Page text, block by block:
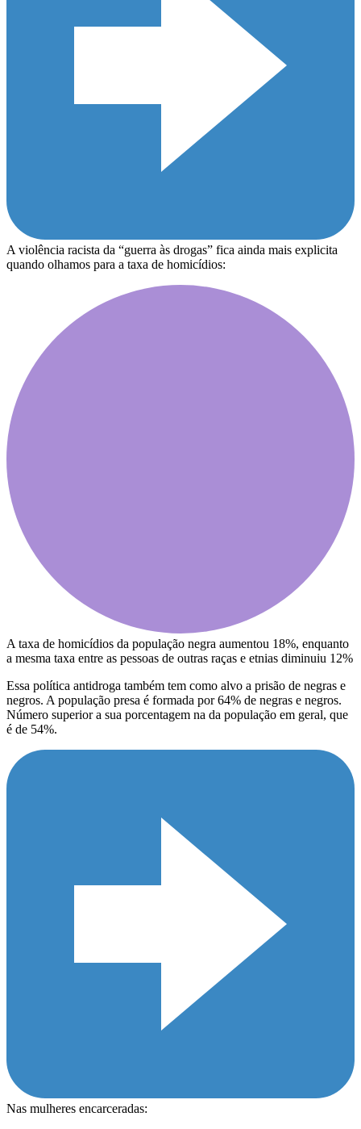
A violência racista da “guerra às drogas” fica ainda mais explicita
quando olhamos para a taxa de homicídios:
A taxa de homicídios da população negra aumentou 18%, enquanto
a mesma taxa entre as pessoas de outras raças e etnias diminuiu 12%
Essa política antidroga também tem como alvo a prisão de negras e
negros. A população presa é formada por 64% de negras e negros.
Número superior a sua porcentagem na da população em geral, que
é de 54%.
Nas mulheres encarceradas: